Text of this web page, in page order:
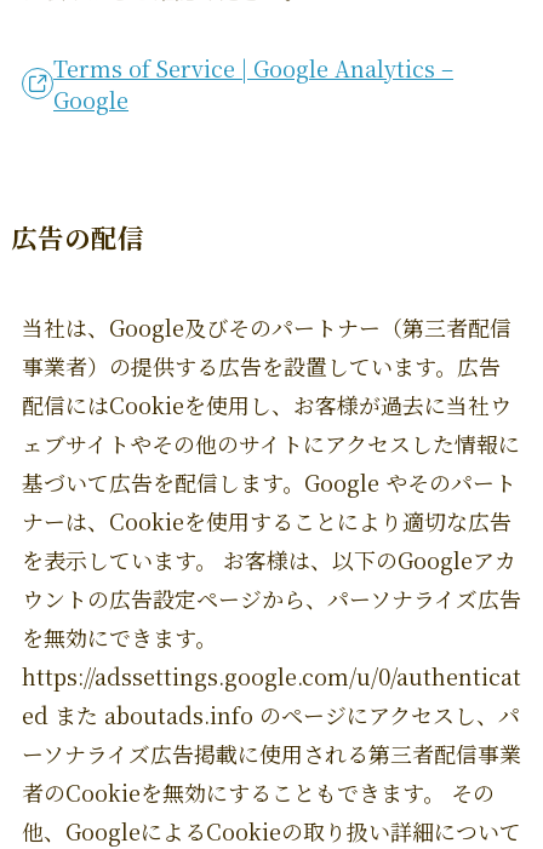
Terms of Service | Google Analytics –
Google
広告の配信
当社は、Google及びそのパートナー（第三者配信
事業者）の提供する広告を設置しています。広告
配信にはCookieを使用し、お客様が過去に当社ウ
ェブサイトやその他のサイトにアクセスした情報に
基づいて広告を配信します。Google やそのパート
ナーは、Cookieを使用することにより適切な広告
を表示しています。 お客様は、以下のGoogleアカ
ウントの広告設定ページから、パーソナライズ広告
を無効にできます。
https://adssettings.google.com/u/0/authenticat
ed また aboutads.info のページにアクセスし、パ
ーソナライズ広告掲載に使用される第三者配信事業
者のCookieを無効にすることもできます。 その
他、GoogleによるCookieの取り扱い詳細について